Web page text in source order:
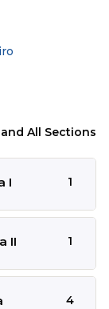
All Sections
I 1
II 1
4